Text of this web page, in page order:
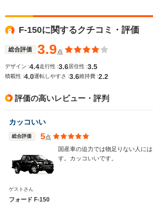
サイズ
(全長x全幅x全高)
WLTCモード
全高
1.98m
4.73m
F-150に関するクチコミ・評価
総合評価 3.9点
デザイン :4.4走行性 :3.6 居住性 :3.5
積載性 :4.0運転しやすさ :3.6維持費 :2.2
評価の高いレビュー・評判
カッコいい
総合評価 5点
国産車の迫力では物足りない人に
す。カッコいいです。
ゲストさん
フォード F-150